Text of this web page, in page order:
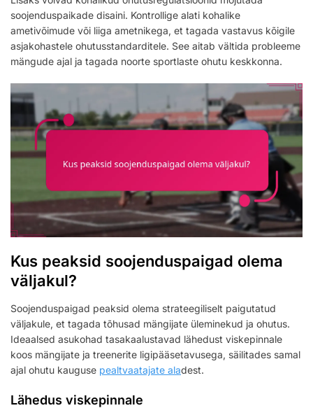
soojenduspaikade disaini. Kontrollige alati kohalike
ametivõimude või liiga ametnikega, et tagada vastavus kõigile
asjakohastele ohutusstandarditele. See aitab vältida probleeme
mängude ajal ja tagada noorte sportlaste ohutu keskkonna.
Kus peaksid soojenduspaigad olema
väljakul?
Soojenduspaigad peaksid olema strateegiliselt paigutatud
väljakule, et tagada tõhusad mängijate üleminekud ja ohutus.
Ideaalsed asukohad tasakaalustavad lähedust viskepinnale
koos mängijate ja treenerite ligipääsetavusega, säilitades samal
ajal ohutu kauguse pealtvaatajate aladest.
Lähedus viskepinnale